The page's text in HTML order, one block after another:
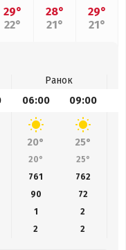
29°
22°
28°
21°
29°
21°
Ранок
06:00 09:00
20° 25°
20° 25°
761 762
90 72
1
2
2 2